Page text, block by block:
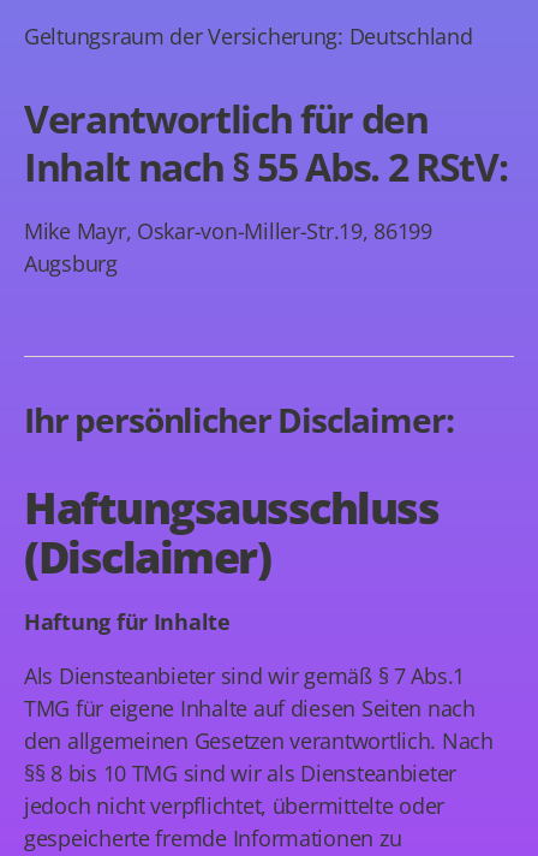
Geltungsraum der Versicherung: Deutschland
Verantwortlich für den
Inhalt nach § 55 Abs. 2 RStV:
Mike Mayr, Oskar-von-Miller-Str.19, 86199
Augsburg
Ihr persönlicher Disclaimer:
Haftungsausschluss
(Disclaimer)
Haftung für Inhalte
Als Diensteanbieter sind wir gemäß § 7 Abs.1
TMG für eigene Inhalte auf diesen Seiten nach
den allgemeinen Gesetzen verantwortlich. Nach
§§ 8 bis 10 TMG sind wir als Diensteanbieter
jedoch nicht verpflichtet, übermittelte oder
gespeicherte fremde Informationen zu